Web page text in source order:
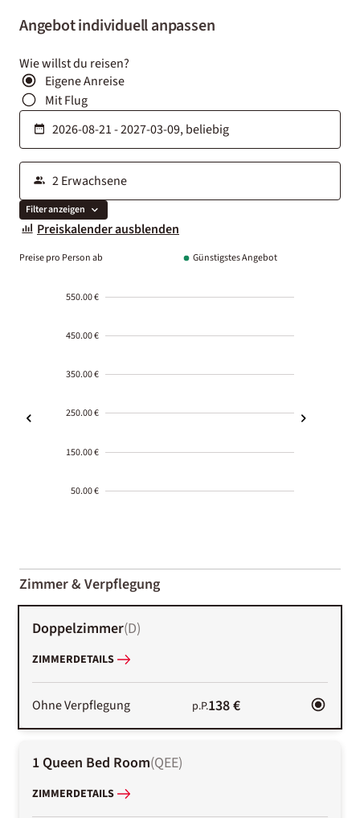
Angebot individuell anpassen
Wie willst du reisen?
Eigene Anreise
Mit Flug
Filter anzeigen
Preiskalender ausblenden
Preise pro Person ab Günstigstes Angebot
550.00 €
450.00 €
350.00 €
250.00 €
150.00 €
50.00 €
01-02
Zimmer & Verpflegung
Doppelzimmer(D)
ZIMMERDETAILS
Ohne Verpflegung p.P.138 €
1 Queen Bed Room(QEE)
ZIMMERDETAILS